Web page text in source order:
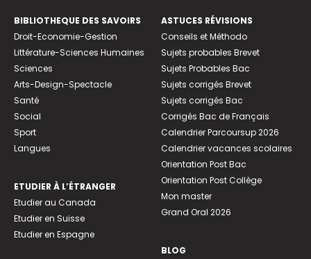
BIBLIOTHEQUE DES SAVOIRS
Droit-Economie-Gestion
Littérature-Sciences Humaines
Sciences
Arts-Design-Spectacle
Santé
Social
Sport
Langues
ETUDIER À L’ÉTRANGER
Etudier au Canada
Etudier en Suisse
Etudier en Espagne
ASTUCES RÉVISIONS
Conseils et Méthodo
Sujets probables Brevet
Sujets Probables Bac
Sujets corrigés Brevet
Sujets corrigés Bac
Corrigés Bac de Français
Calendrier Parcoursup 2026
Calendrier vacances scolaires
Orientation Post Bac
Orientation Post Collège
Mon master
Grand Oral 2026
BLOG